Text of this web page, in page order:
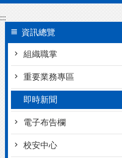
:::
資訊總覽
組織職掌
重要業務專區
即時新聞
電子布告欄
校安中心